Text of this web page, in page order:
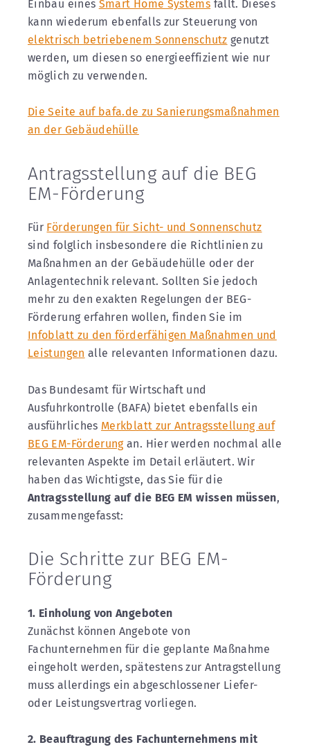
Einbau eines Smart Home Systems fällt. Dieses
kann wiederum ebenfalls zur Steuerung von
elektrisch betriebenem Sonnenschutz genutzt
werden, um diesen so energieeffizient wie nur
möglich zu verwenden.
Die Seite auf bafa.de zu Sanierungsmaßnahmen
an der Gebäudehülle
Antragsstellung auf die BEG
EM-Förderung
Für Förderungen für Sicht- und Sonnenschutz
sind folglich insbesondere die Richtlinien zu
Maßnahmen an der Gebäudehülle oder der
Anlagentechnik relevant. Sollten Sie jedoch
mehr zu den exakten Regelungen der BEG-
Förderung erfahren wollen, finden Sie im
Infoblatt zu den förderfähigen Maßnahmen und
Leistungen alle relevanten Informationen dazu.
Das Bundesamt für Wirtschaft und
Ausfuhrkontrolle (BAFA) bietet ebenfalls ein
ausführliches Merkblatt zur Antragsstellung auf
BEG EM-Förderungan. Hier werden nochmal alle
relevanten Aspekte im Detail erläutert. Wir
haben das Wichtigste, das Sie für die
Antragsstellung auf die BEG EM wissen müssen,
zusammengefasst:
Die Schritte zur BEG EM-
Förderung
1. Einholung von Angeboten
Zunächst können Angebote von
Fachunternehmen für die geplante Maßnahme
eingeholt werden, spätestens zur Antragstellung
muss allerdings ein abgeschlossener Liefer-
oder Leistungsvertrag vorliegen.
2. Beauftragung des Fachunternehmens mit